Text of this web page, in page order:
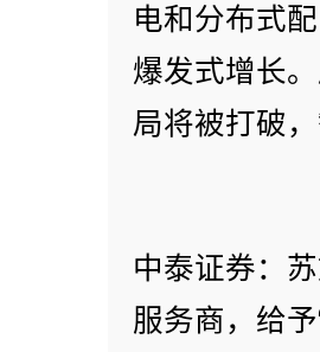
电和分布式
爆发式增长
局将被打破
中泰证券：
服务商，给